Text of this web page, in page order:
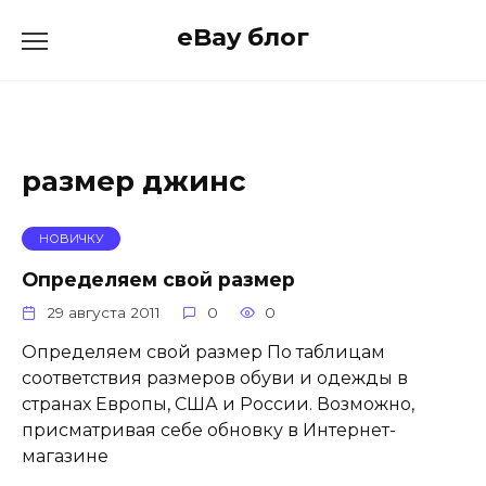
eBay блог
размер джинс
НОВИЧКУ
Определяем свой размер
29 августа 2011 0 0
Определяем свой размер По таблицам
соответствия размеров обуви и одежды в
странах Европы, США и России. Возможно,
присматривая себе обновку в Интернет-
магазине